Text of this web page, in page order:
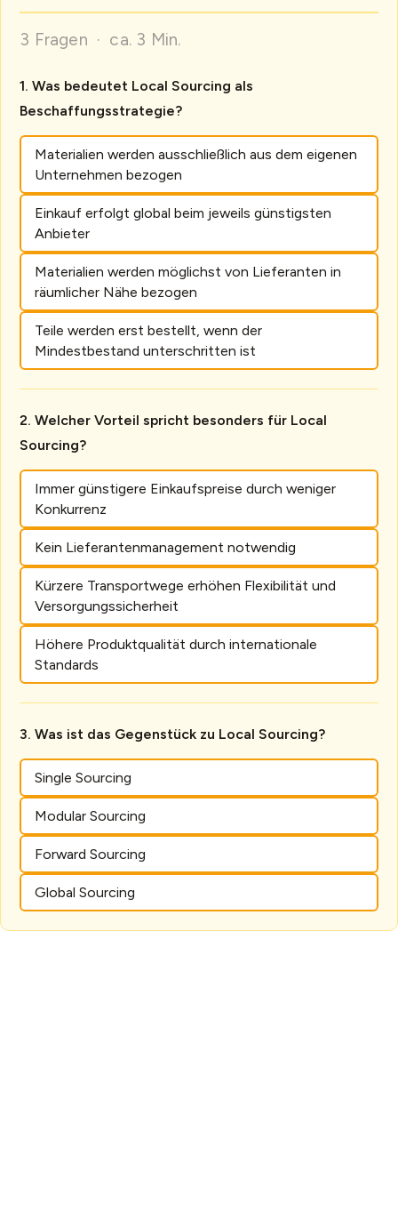
3 Fragen · ca. 3 Min.
Was bedeutet Local Sourcing als
Beschaffungsstrategie?
Materialien werden ausschließlich aus dem eigenen
Unternehmen bezogen
Einkauf erfolgt global beim jeweils günstigsten
Anbieter
Materialien werden möglichst von Lieferanten in
räumlicher Nähe bezogen
Teile werden erst bestellt, wenn der
Mindestbestand unterschritten ist
Welcher Vorteil spricht besonders für Local
Sourcing?
Immer günstigere Einkaufspreise durch weniger
Konkurrenz
Kein Lieferantenmanagement notwendig
Kürzere Transportwege erhöhen Flexibilität und
Versorgungssicherheit
Höhere Produktqualität durch internationale
Standards
Was ist das Gegenstück zu Local Sourcing?
Single Sourcing
Modular Sourcing
Forward Sourcing
Global Sourcing